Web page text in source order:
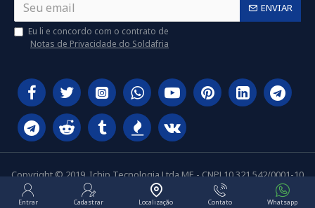
ENVIAR
Eu li e concordo com o contrato de
Notas de Privacidade do Soldafria
Copyright © 2019, Ichip Tecnologia Ltda ME - CNPJ 10.321.542/0001-10
Entrar Cadastrar Localização Contato Whatsapp